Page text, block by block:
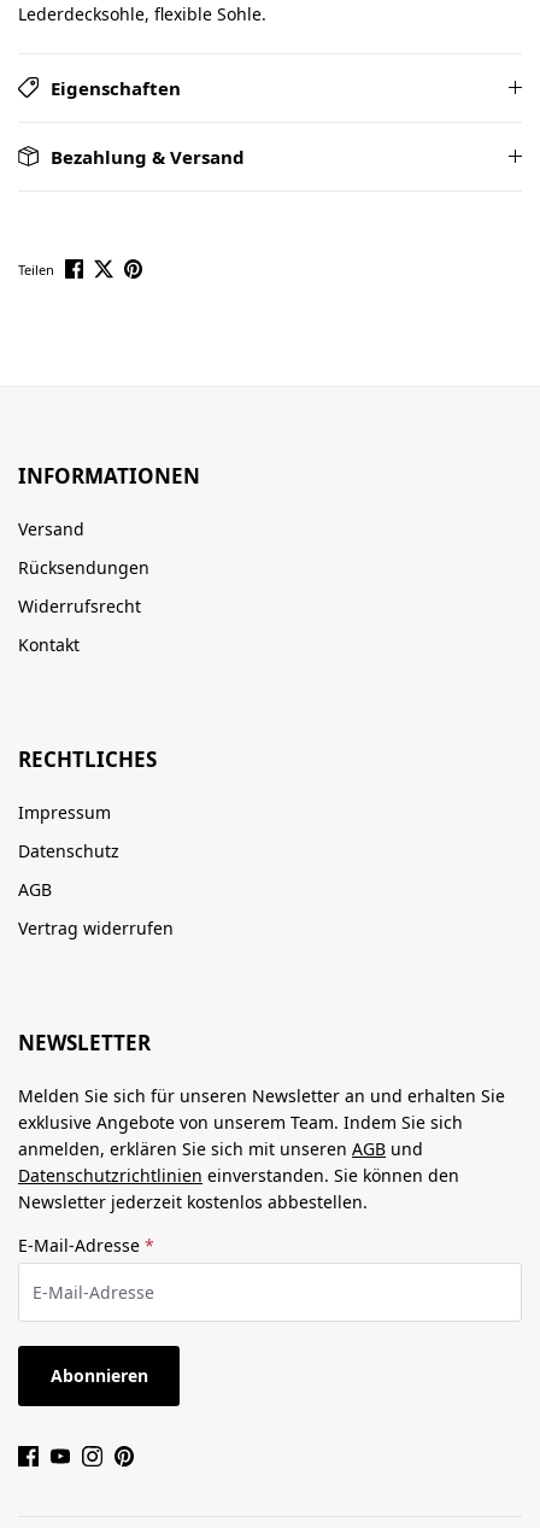
Lederdecksohle, flexible Sohle.
Eigenschaften
Bezahlung & Versand
Teilen
INFORMATIONEN
Versand
Rücksendungen
Widerrufsrecht
Kontakt
RECHTLICHES
Impressum
Datenschutz
AGB
Vertrag widerrufen
NEWSLETTER
Melden Sie sich für unseren Newsletter an und erhalten Sie
exklusive Angebote von unserem Team. Indem Sie sich
anmelden, erklären Sie sich mit unseren AGB und
Datenschutzrichtlinien einverstanden. Sie können den
Newsletter jederzeit kostenlos abbestellen.
E-Mail-Adresse *
Abonnieren